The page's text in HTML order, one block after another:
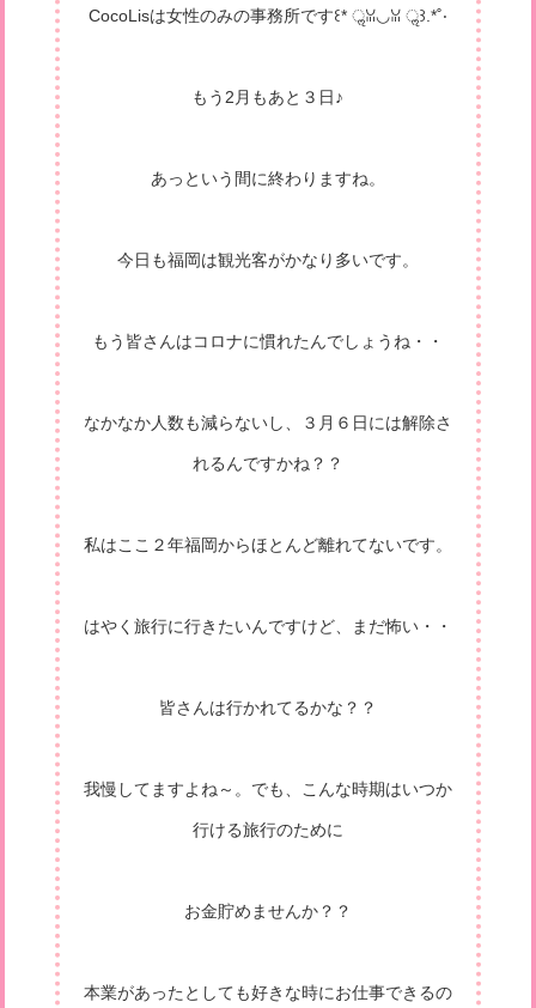
CocoLisは女性のみの事務所です꒰* ॢꈍ◡ꈍ ॢ꒱.*˚‧
もう2月もあと３日♪
あっという間に終わりますね。
今日も福岡は観光客がかなり多いです。
もう皆さんはコロナに慣れたんでしょうね・・
なかなか人数も減らないし、３月６日には解除さ
れるんですかね？？
私はここ２年福岡からほとんど離れてないです。
はやく旅行に行きたいんですけど、まだ怖い・・
皆さんは行かれてるかな？？
我慢してますよね～。でも、こんな時期はいつか
行ける旅行のために
お金貯めませんか？？
本業があったとしても好きな時にお仕事できるの